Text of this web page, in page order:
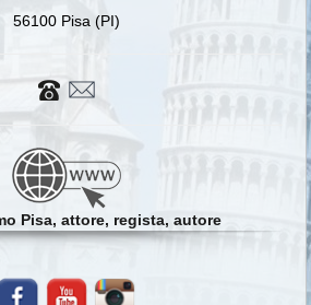
56100 Pisa (PI)
Pisa, attore, regista, autore